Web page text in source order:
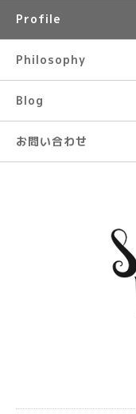
Profile
Philosophy
Blog
お問い合わせ